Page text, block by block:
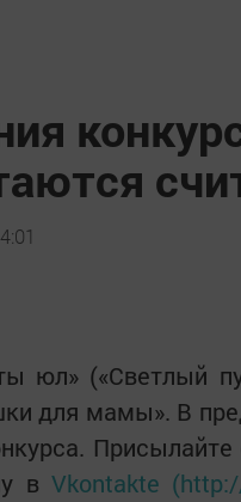
юл» («Светлый
для мамы». В
в Vkontakte